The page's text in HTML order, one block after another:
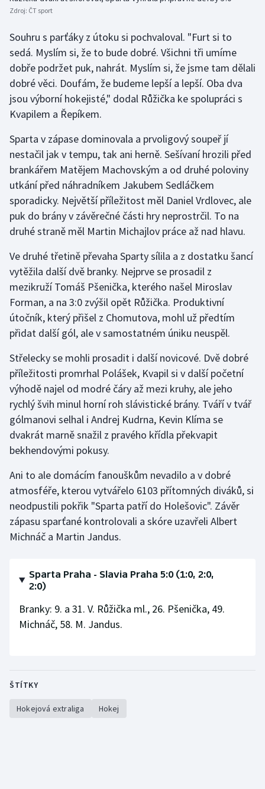
Stolní tenis
Triatlon
Veslování
Vodní slalom
Volejbal
Ostatní
Zdroj: ČT sport
Souhru s parťáky z útoku si pochvaloval. "Furt si to
sedá. Myslím si, že to bude dobré. Všichni tři umíme
dobře podržet puk, nahrát. Myslím si, že jsme tam dělali
dobré věci. Doufám, že budeme lepší a lepší. Oba dva
jsou výborní hokejisté," dodal Růžička ke spolupráci s
Kvapilem a Řepíkem.
Sparta v zápase dominovala a prvoligový soupeř jí
nestačil jak v tempu, tak ani herně. Sešívaní hrozili před
brankářem Matějem Machovským a od druhé poloviny
utkání před náhradníkem Jakubem Sedláčkem
sporadicky. Největší příležitost měl Daniel Vrdlovec, ale
puk do brány v závěrečné části hry neprostrčil. To na
druhé straně měl Martin Michajlov práce až nad hlavu.
Ve druhé třetině převaha Sparty sílila a z dostatku šancí
vytěžila další dvě branky. Nejprve se prosadil z
mezikruží Tomáš Pšenička, kterého našel Miroslav
Forman, a na 3:0 zvýšil opět Růžička. Produktivní
útočník, který přišel z Chomutova, mohl už předtím
přidat další gól, ale v samostatném úniku neuspěl.
Střelecky se mohli prosadit i další novicové. Dvě dobré
příležitosti promrhal Polášek, Kvapil si v další početní
výhodě najel od modré čáry až mezi kruhy, ale jeho
rychlý švih minul horní roh slávistické brány. Tváří v tvář
gólmanovi selhal i Andrej Kudrna, Kevin Klíma se
dvakrát marně snažil z pravého křídla překvapit
bekhendovými pokusy.
Ani to ale domácím fanouškům nevadilo a v dobré
atmosféře, kterou vytvářelo 6103 přítomných diváků, si
neodpustili pokřik "Sparta patří do Holešovic". Závěr
zápasu sparťané kontrolovali a skóre uzavřeli Albert
Michnáč a Martin Jandus.
Sparta Praha - Slavia Praha 5:0 (1:0, 2:0,
2:0)
Branky: 9. a 31. V. Růžička ml., 26. Pšenička, 49.
Michnáč, 58. M. Jandus.
ŠTÍTKY
Hokejová extraliga Hokej